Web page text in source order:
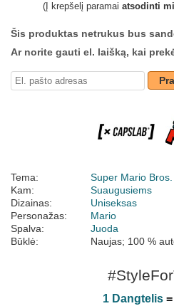
(Į krepšelį paramai atsodinti
Šis produktas netrukus bus
Ar norite gauti el. laišką, kai
Tema:
Super Mario Bros.
Kam:
Suaugusiems
Dizainas:
Uniseksas
Personažas:
Mario
Spalva:
Juoda
Būklė:
Naujas; 100 %
1 Dangtelis =